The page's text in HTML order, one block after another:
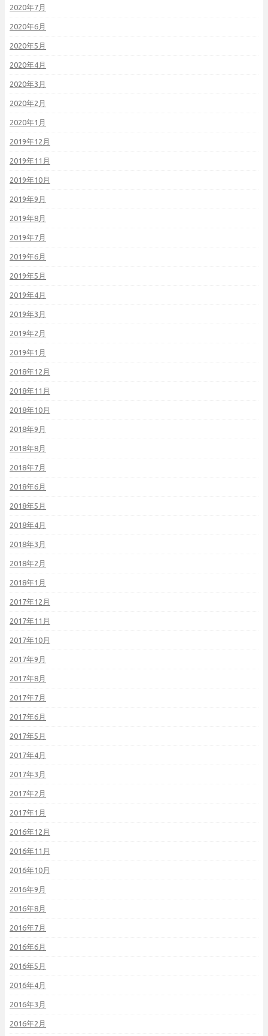
2020年7月
2020年6月
2020年5月
2020年4月
2020年3月
2020年2月
2020年1月
2019年12月
2019年11月
2019年10月
2019年9月
2019年8月
2019年7月
2019年6月
2019年5月
2019年4月
2019年3月
2019年2月
2019年1月
2018年12月
2018年11月
2018年10月
2018年9月
2018年8月
2018年7月
2018年6月
2018年5月
2018年4月
2018年3月
2018年2月
2018年1月
2017年12月
2017年11月
2017年10月
2017年9月
2017年8月
2017年7月
2017年6月
2017年5月
2017年4月
2017年3月
2017年2月
2017年1月
2016年12月
2016年11月
2016年10月
2016年9月
2016年8月
2016年7月
2016年6月
2016年5月
2016年4月
2016年3月
2016年2月